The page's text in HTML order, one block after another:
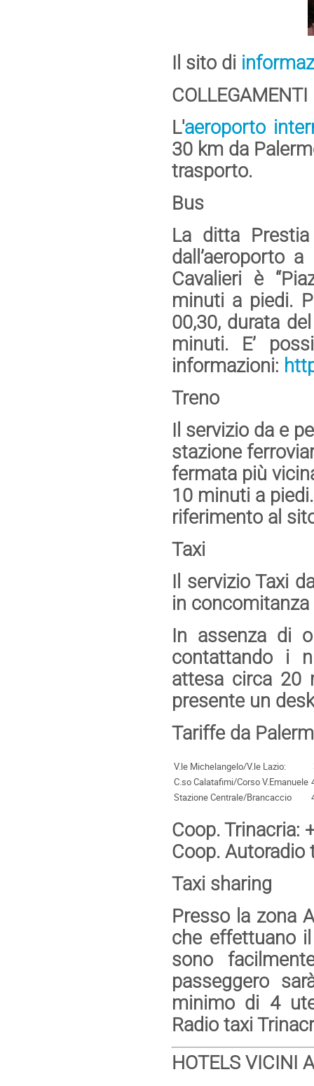
Il sito di
COLLEGAMENTI
L'aeroporto
30 km da
trasporto.
Bus
La ditta
dall’aeroporto
Cavalieri è
minuti a piedi.
00,30, durata
minuti. E’
informazioni:
Treno
Il servizio da e
stazione
fermata più
10 minuti a
riferimento al
Taxi
Il servizio Taxi
in concomitanza
In assenza di
contattando i
attesa circa 20
presente un
Tariffe da
V.le Michelangelo/V.le Lazio:
C.so Calatafimi/Corso V.Emanuele
Stazione Centrale/Brancaccio
Coop. Trinacria:
Coop.
Taxi sharing
Presso la zona
che effettuano
sono
passeggero
minimo di 4
Radio taxi
HOTELS VICINI